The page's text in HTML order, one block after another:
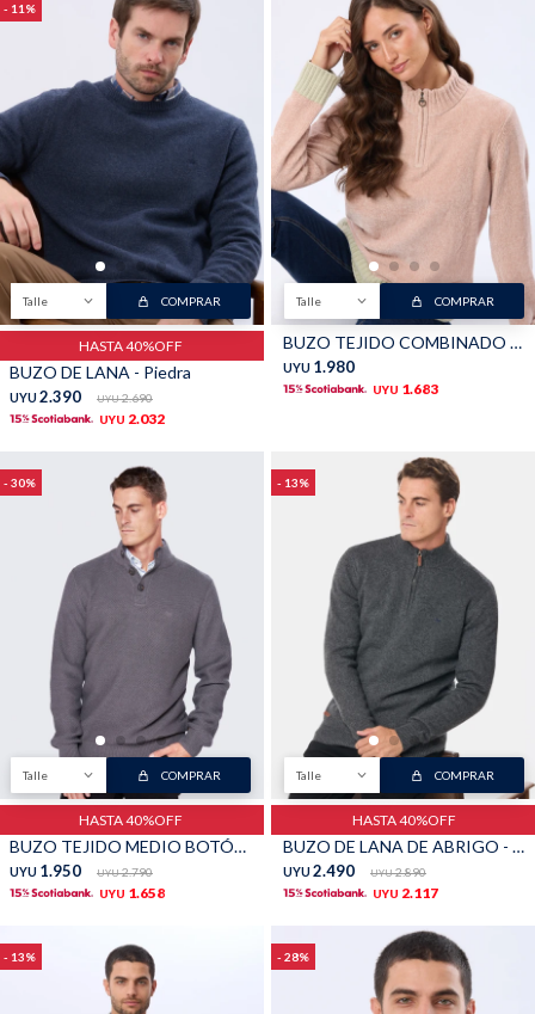
11
Talle COMPRAR
HASTA 40%OFF
BUZO DE LANA - Piedra
UYU 2.390 UYU 2.690
UYU 2.032
Talle COMPRAR
BUZO TEJIDO COMBINADO - Rosa
UYU 1.980
UYU 1.683
30
Talle COMPRAR
HASTA 40%OFF
BUZO TEJIDO MEDIO BOTÓN - Gris
UYU 1.950 UYU 2.790
UYU 1.658
13
Talle COMPRAR
HASTA 40%OFF
BUZO DE LANA DE ABRIGO - Gris
UYU 2.490 UYU 2.890
UYU 2.117
13 28